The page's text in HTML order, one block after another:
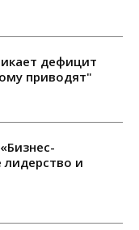
дефицит
приводят"
и